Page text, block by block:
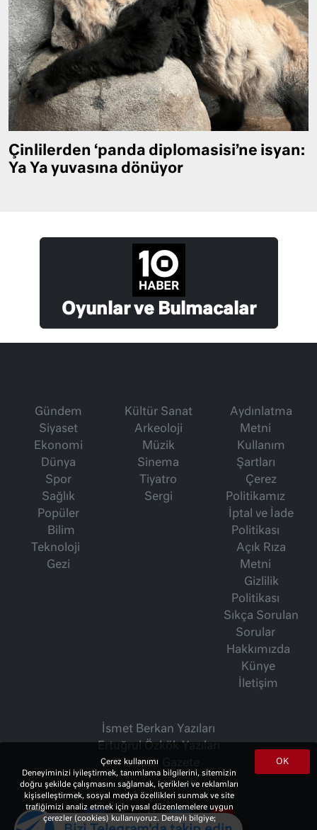
Çinlilerden ‘panda diplomasisi’ne isyan:
Ya Ya yuvasına dönüyor
Oyunlar ve Bulmacalar
Gündem
Siyaset
Ekonomi
Dünya
Spor
Sağlık
Popüler
Bilim
Teknoloji
Gezi
Kültür Sanat
Arkeoloji
Müzik
Sinema
Tiyatro
Sergi
Aydınlatma
Metni
Kullanım
Şartları
Çerez
Politikamız
İptal ve İade
Politikası
Açık Rıza
Metni
Gizlilik
Politikası
Sıkça Sorulan
Sorular
Hakkımızda
Künye
İletişim
İsmet Berkan Yazıları
Ertuğrul Özkök Yazıları
Haftalık Gazete
OK
Çerez kullanımı
Deneyiminizi iyileştirmek, tanımlama bilgilerini, sitemizin
doğru şekilde çalışmasını sağlamak, içerikleri ve reklamları
kişiselleştirmek, sosyal medya özellikleri sunmak ve site
trafiğimizi analiz etmek için yasal düzenlemelere uygun
çerezler (cookies) kullanıyoruz. Detaylı bilgiye;